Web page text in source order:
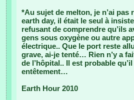
*Au sujet de melton, je n’ai
earth day, il était le seul à
refusant de comprendre qu’ils
gens sous oxygène ou autre
électrique.. Que le port reste
grave, ai-je tenté… Rien n’y a
de l’hôpital.. Il est probable
entêtement…
Earth Hour 2010